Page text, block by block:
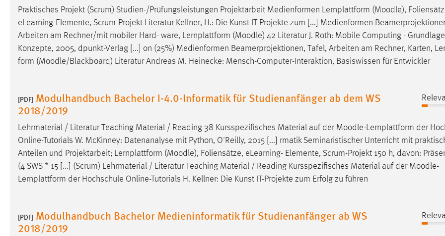
Praktisches Projekt (Scrum) Studien-/Prüfungsleistungen Projektarbeit Medienformen Lernplattform (Moodle),
eLearning-Elemente, Scrum-Projekt Literatur Kellner, H.: Die Kunst IT-Projekte zum [...] Medienformen
Arbeiten am Rechner/mit mobiler Hard- ware, Lernplattform (Moodle) 42 Literatur J. Roth: Mobile Computing -
Konzepte, 2005, dpunkt-Verlag [...] on (25%) Medienformen Beamerprojektionen, Tafel, Arbeiten am Rechner, Karten,
form (Moodle/Blackboard) Literatur Andreas M. Heinecke: Mensch-Computer-Interaktion, Basiswissen für Entwickler
[PDF] Modulhandbuch Bachelor I-4.0-Informatik für Studienanfänger ab dem WS
2018/2019
Lehrmaterial / Literatur Teaching Material / Reading 38 Kursspezifisches Material auf der Moodle-Lernplattform der
Online-Tutorials W. McKinney: Datenanalyse mit Python, O'Reilly, 2015 [...] rmatik Seminaristischer Unterricht mit
Anteilen und Projektarbeit; Lernplattform (Moodle), Foliensätze, eLearning- Elemente, Scrum-Projekt 150 h, davon:
(4 SWS * 15 [...] (Scrum) Lehrmaterial / Literatur Teaching Material / Reading Kursspezifisches Material auf der Moodle-
Lernplattform der Hochschule Online-Tutorials H. Kellner: Die Kunst IT-Projekte zum Erfolg zu führen
[PDF] Modulhandbuch Bachelor Medieninformatik für Studienanfänger ab WS
2018/2019
EXTERNE MEDIEN
Um Inhalte von Videoplattformen und Social Media
Plattformen anzeigen zu können, werden von diesen
YouTube
Vimeo